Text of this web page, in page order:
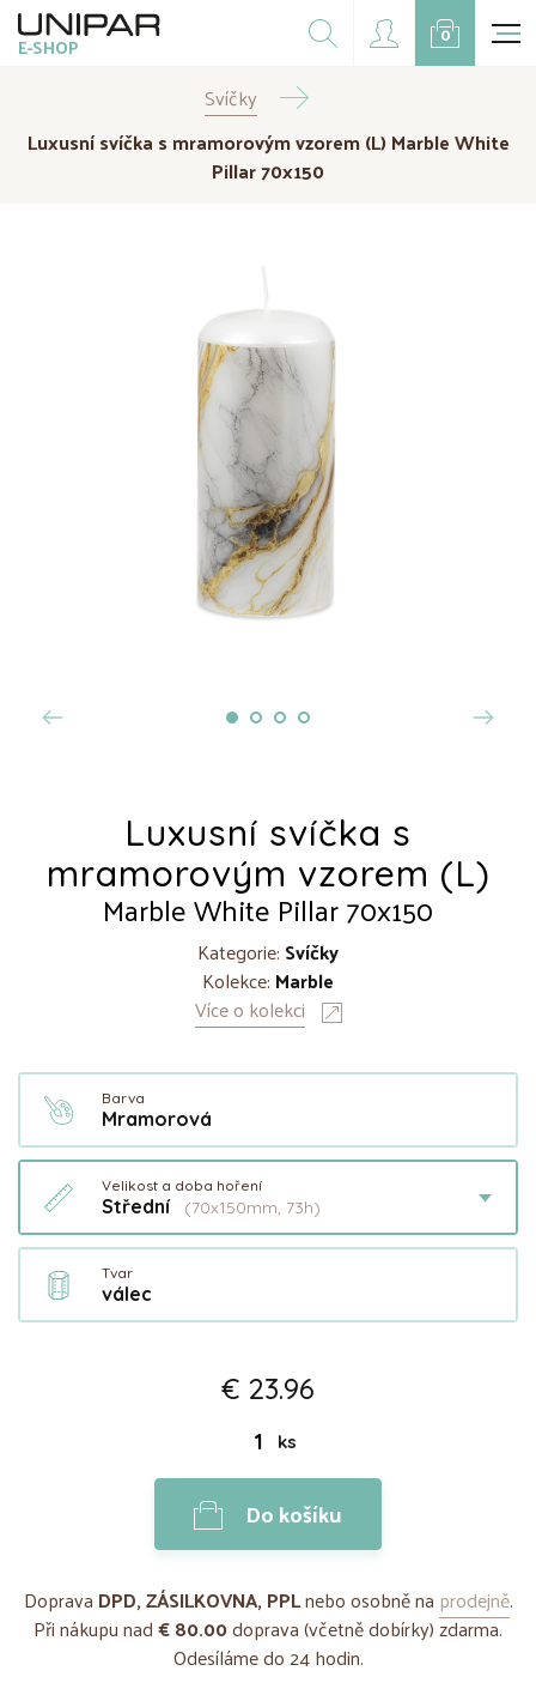
E-SHOP
Dárkové balíčky
Doplňky
Doprodej
CZK EUR
0
Svíčky
Luxusní svíčka s mramorovým vzorem (L) Marble White
Pillar 70x150
Luxusní svíčka s
mramorovým vzorem (L)
Marble White Pillar 70x150
Kategorie: Svíčky
Kolekce: Marble
Více o kolekci
Barva
Mramorová
Velikost a doba hoření
Střední (70x150mm, 73h)
Tvar
válec
€ 23.96
ks
Do košíku
Doprava DPD, ZÁSILKOVNA, PPLnebo osobně na prodejně.
Při nákupu nad€ 80.00doprava (včetně dobírky) zdarma.
Odesíláme do 24 hodin.